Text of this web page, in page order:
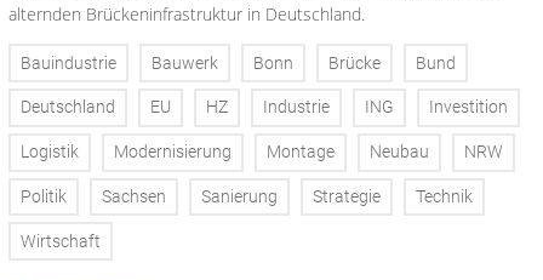
alternden Brückeninfrastruktur in Deutschland.
Bauindustrie Bauwerk Bonn Brücke Bund
Deutschland EU HZ Industrie ING Investition
Logistik Modernisierung Montage Neubau NRW
Politik Sachsen Sanierung Strategie Technik
Wirtschaft